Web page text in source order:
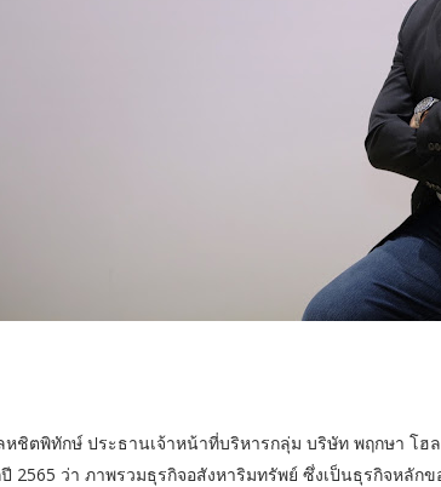
หชิตพิทักษ์ ประธานเจ้าหน้าที่บริหารกลุ่ม บริษัท พฤกษา โฮ
2565 ว่า ภาพรวมธุรกิจอสังหาริมทรัพย์ ซึ่งเป็นธุรกิจหลัก